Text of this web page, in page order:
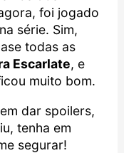
foi jogado
série. Sim,
todas as
Escarlate, e
muito bom.
dar spoilers,
tenha em
segurar!